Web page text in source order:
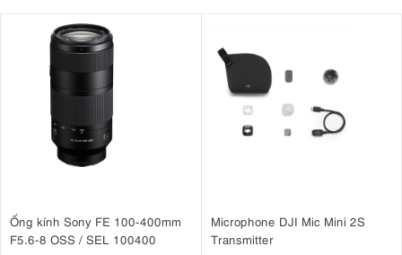
Ống kính Sony FE 100-400mm
F5.6-8 OSS / SEL 100400
Microphone DJI Mic Mini 2S
Transmitter